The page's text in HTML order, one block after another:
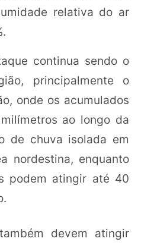
relativa do ar
continua sendo o
principalmente o
onde os acumulados
ao longo da
de chuva isolada em
nordestina, enquanto
podem atingir até 40
devem atingir